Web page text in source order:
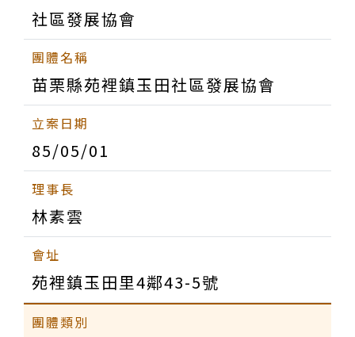
社區發展協會
苗栗縣苑裡鎮玉田社區發展協會
85/05/01
林素雲
苑裡鎮玉田里4鄰43-5號